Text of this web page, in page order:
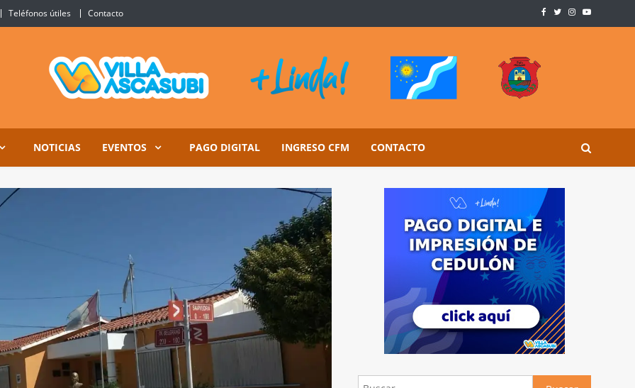
Teléfonos útiles Contacto
NOTICIAS EVENTOS PAGO DIGITAL INGRESO CFM CONTACTO
Buscar: